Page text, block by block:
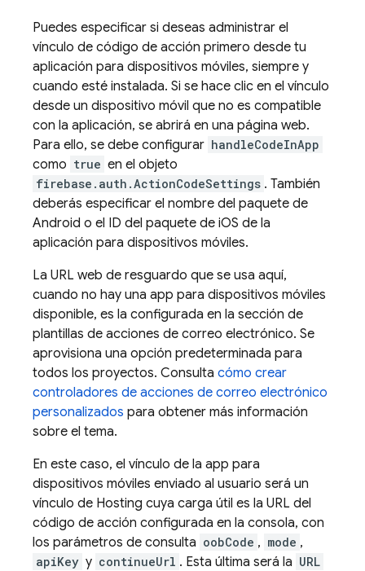
Puedes especificar si deseas administrar el
vínculo de código de acción primero desde tu
aplicación para dispositivos móviles, siempre y
cuando esté instalada. Si se hace clic en el vínculo
desde un dispositivo móvil que no es compatible
con la aplicación, se abrirá en una página web.
Para ello, se debe configurar handleCodeInApp
como true en el objeto
firebase.auth.ActionCodeSettings . También
deberás especificar el nombre del paquete de
Android o el ID del paquete de iOS de la
aplicación para dispositivos móviles.
La URL web de resguardo que se usa aquí,
cuando no hay una app para dispositivos móviles
disponible, es la configurada en la sección de
plantillas de acciones de correo electrónico. Se
aprovisiona una opción predeterminada para
todos los proyectos. Consulta cómo crear
controladores de acciones de correo electrónico
personalizados para obtener más información
sobre el tema.
En este caso, el vínculo de la app para
dispositivos móviles enviado al usuario será un
vínculo de Hosting cuya carga útil es la URL del
código de acción configurada en la consola, con
los parámetros de consulta oobCode , mode ,
apiKey y continueUrl . Esta última será la URL